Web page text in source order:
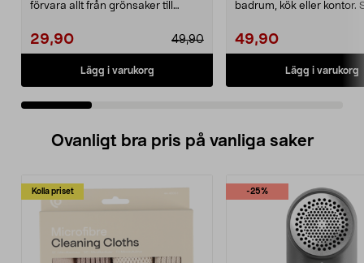
förvara allt från grönsaker till
29,90 49,90
Lägg i varukorg
badrum, kök eller kontor.
49,90
Lägg i varukorg
Ovanligt bra pris på vanliga saker
Kolla priset -25%